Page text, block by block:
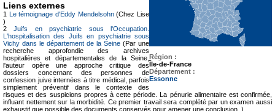
Région :
Île-de-France
Département :
Essonne
Liens externes
1 Le témoignage d'Eddy Mendelsohn(Chez Lise
)
2Juifs en psychiatrie sous l'Occupation.
L'hospitalisation des Juifs en psychiatrie sous
Vichy dans le département de la Seine (Par une
recherche approfondie des archives
hospitalières et départementales de la Seine,
l'auteur opère une approche critique des
dossiers concernant des personnes de
confession juive internées à titre médical, parfois
simplement préventif dans le contexte des
risques et des suspicions propres à cette période. La pénurie alimentaire est confirmée,
influant nettement sur la morbidité. Ce premier travail sera complété par un examen aussi
exhaustif que possible des documents conservés pour amener une conclusion. )